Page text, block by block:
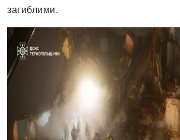
загиблими.